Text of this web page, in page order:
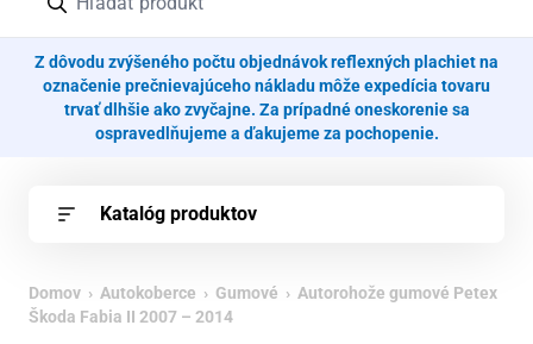
Z dôvodu zvýšeného počtu objednávok reflexných plachiet na
označenie prečnievajúceho nákladu môže expedícia tovaru
trvať dlhšie ako zvyčajne. Za prípadné oneskorenie sa
ospravedlňujeme a ďakujeme za pochopenie.
Katalóg produktov
Domov › Autokoberce › Gumové › Autorohože gumové Petex
Škoda Fabia II 2007 – 2014